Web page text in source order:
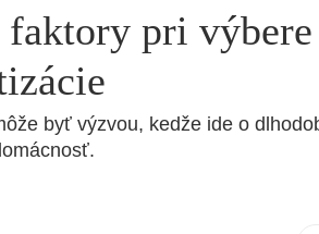
pri výbere
byť výzvou, kedže ide o